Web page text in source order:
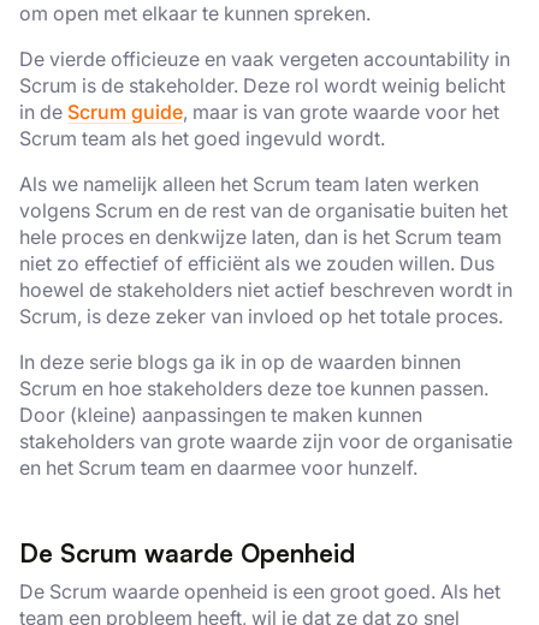
om open met elkaar te kunnen spreken.
De vierde officieuze en vaak vergeten accountability in
Scrum is de stakeholder. Deze rol wordt weinig belicht
in de Scrum guide, maar is van grote waarde voor het
Scrum team als het goed ingevuld wordt.
Als we namelijk alleen het Scrum team laten werken
volgens Scrum en de rest van de organisatie buiten het
hele proces en denkwijze laten, dan is het Scrum team
niet zo effectief of efficiënt als we zouden willen. Dus
hoewel de stakeholders niet actief beschreven wordt in
Scrum, is deze zeker van invloed op het totale proces.
In deze serie blogs ga ik in op de waarden binnen
Scrum en hoe stakeholders deze toe kunnen passen.
Door (kleine) aanpassingen te maken kunnen
stakeholders van grote waarde zijn voor de organisatie
en het Scrum team en daarmee voor hunzelf.
De Scrum waarde Openheid
De Scrum waarde openheid is een groot goed. Als het
team een probleem heeft, wil je dat ze dat zo snel